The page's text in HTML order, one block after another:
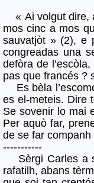
« Ai volgut dire,
mos cinc a mos
sauvatjòt » (2), e
congreadas una
defòra de
pas que francés ?
Es bèla
es el-meteis. Dire
Se sovenir lo mai
Per aquò far,
de se far
-----------
Sèrgi Carles a
rafatilh, abans